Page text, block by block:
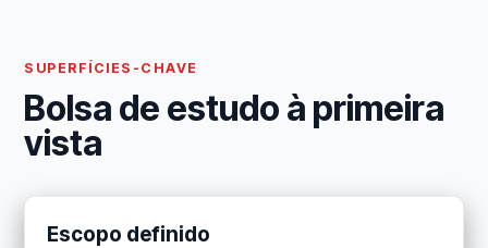
SUPERFÍCIES-CHAVE
Bolsa de estudo à primeira
vista
Escopo definido